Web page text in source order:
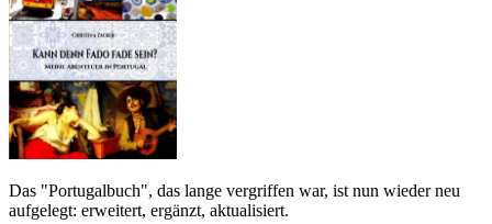
Das "Portugalbuch", das lange vergriffen war, ist nun wieder neu
aufgelegt: erweitert, ergänzt, aktualisiert.